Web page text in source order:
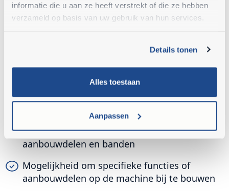
informatie die u aan ze heeft verstrekt of die ze hebben
verzameld op basis van uw gebruik van hun services.
Details tonen
Alles toestaan
Aanpassen
WAAROM KIEZEN VOOR EEN
OCCASION BIJ AHLMANN
Ruim aanbod modellen van Ahlmann en
Mecalac occasions
Ruim aanbod van passende (gebruikte)
aanbouwdelen en banden
Mogelijkheid om specifieke functies of
aanbouwdelen op de machine bij te bouwen